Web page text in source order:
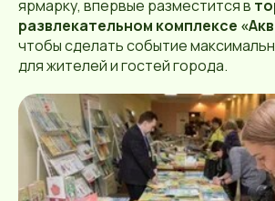
ярмарку, впервые разместится в
развлекательном комплексе
чтобы сделать событие
для жителей и гостей города.